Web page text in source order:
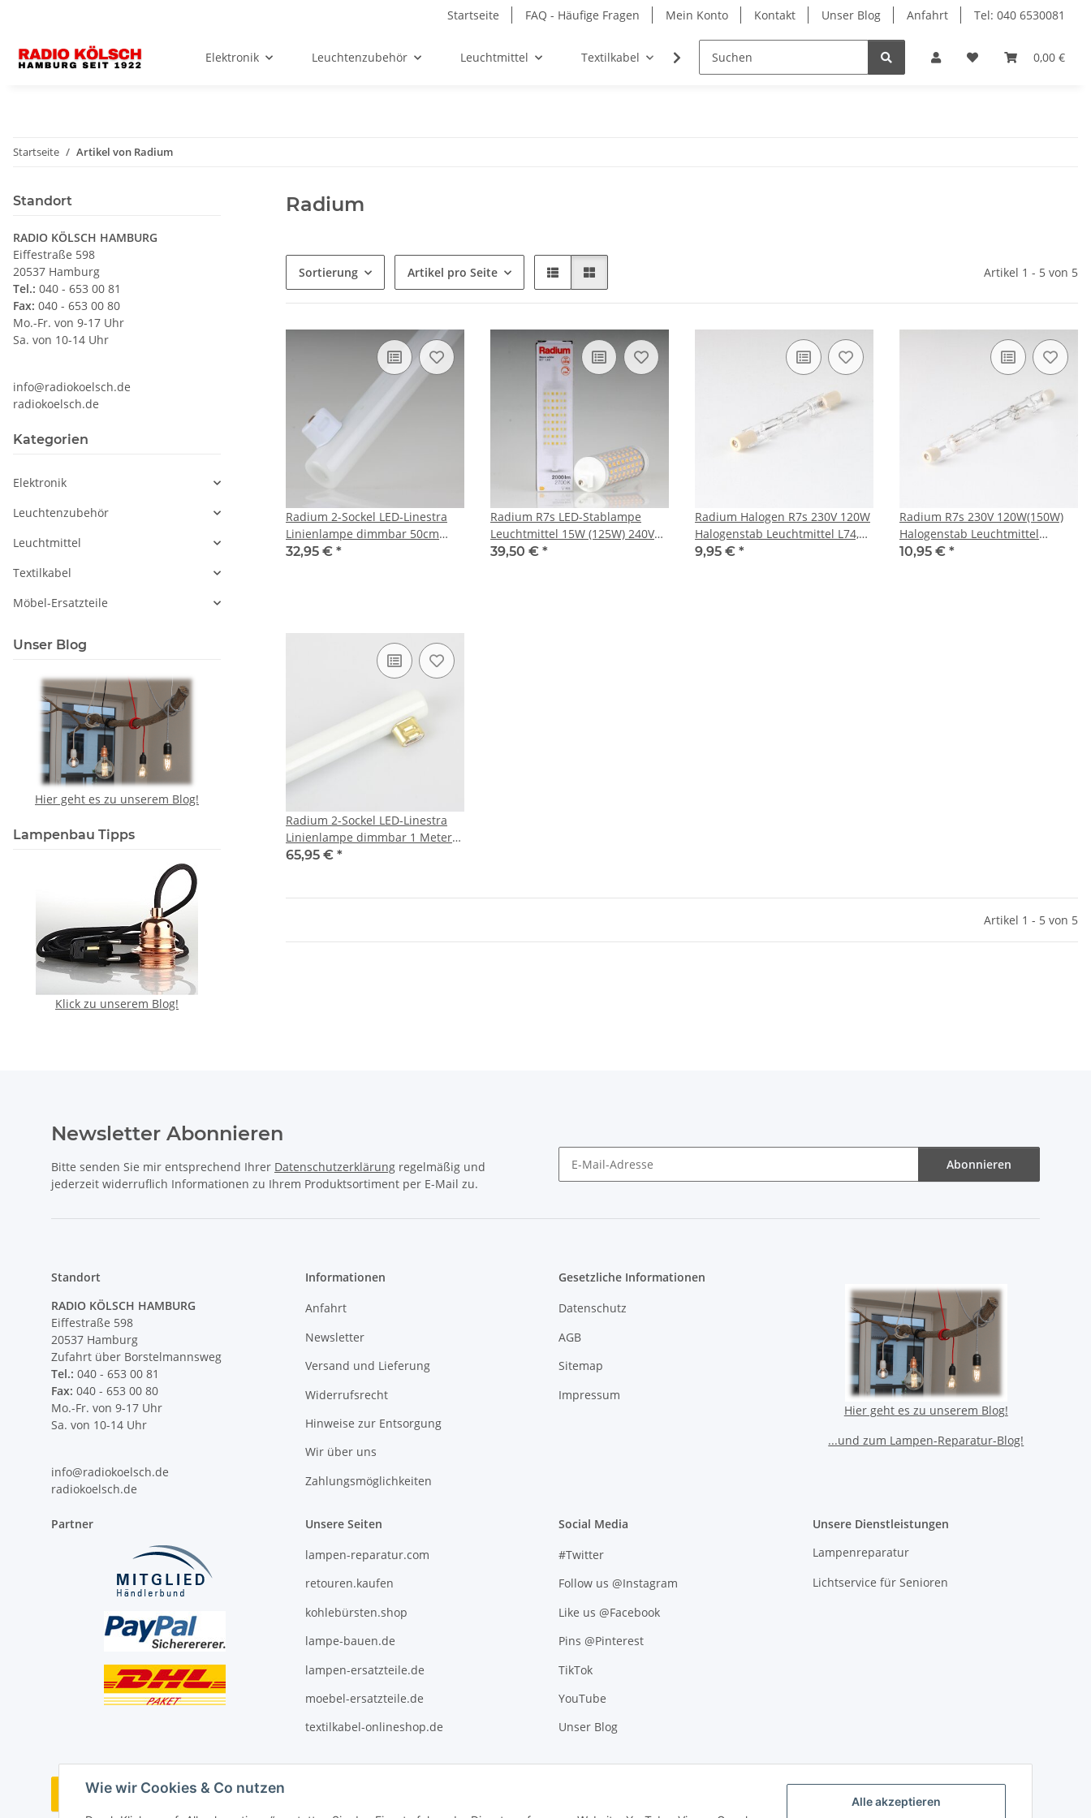
Alle akzeptieren
Wie wir Cookies & Co nutzen
Startseite FAQ - Häufige Fragen Mein Konto Kontakt Unser Blog Anfahrt Tel: 040 6530081
0,00 €
Elektronik Leuchtenzubehör Leuchtmittel Textilkabel Möbel-Ersatzteile
Startseite Artikel von Radium
Radium
Sortierung Artikel pro Seite Artikel 1 - 5 von 5
Radium 2-Sockel LED-Linestra
Linienlampe dimmbar 50cm
opal 220-240V 4.9W 450 Lumen
32,95 € *
Radium R7s LED-Stablampe
Leuchtmittel 15W (125W) 240V
2.700K 2000 lm warmweiß
39,50 € *
Radium Halogen R7s 230V 120W
Halogenstab Leuchtmittel L74,9
mm
9,95 € *
Radium R7s 230V 120W(150W)
Halogenstab Leuchtmittel
L114,2mm 3000K 2245lm
10,95 € *
Radium 2-Sockel LED-Linestra
Linienlampe dimmbar 1 Meter
opal 230V 9.9W (=75W) 880
65,95 € *
Artikel 1 - 5 von 5
Standort
RADIO KÖLSCH HAMBURG
Eiffestraße 598
20537 Hamburg
Tel.: 040 - 653 00 81
Fax: 040 - 653 00 80
Mo.-Fr. von 9-17 Uhr
Sa. von 10-14 Uhr
info@radiokoelsch.de
radiokoelsch.de
Kategorien
Elektronik
Leuchtenzubehör
Leuchtmittel
Textilkabel
Möbel-Ersatzteile
Unser Blog
Hier geht es zu unserem Blog!
Lampenbau Tipps
Klick zu unserem Blog!
Newsletter Abonnieren
Bitte senden Sie mir entsprechend Ihrer Datenschutzerklärung regelmäßig und
jederzeit widerruflich Informationen zu Ihrem Produktsortiment per E-Mail zu.
Abonnieren
Standort
RADIO KÖLSCH HAMBURG
Eiffestraße 598
20537 Hamburg
Zufahrt über Borstelmannsweg
Tel.: 040 - 653 00 81
Fax: 040 - 653 00 80
Mo.-Fr. von 9-17 Uhr
Sa. von 10-14 Uhr
info@radiokoelsch.de
radiokoelsch.de
Informationen
Anfahrt
Newsletter
Versand und Lieferung
Widerrufsrecht
Hinweise zur Entsorgung
Wir über uns
Zahlungsmöglichkeiten
Gesetzliche Informationen
Datenschutz
AGB
Sitemap
Impressum
Hier geht es zu unserem Blog!
...und zum Lampen-Reparatur-Blog!
Partner Unsere Seiten
lampen-reparatur.com
retouren.kaufen
kohlebürsten.shop
lampe-bauen.de
lampen-ersatzteile.de
moebel-ersatzteile.de
textilkabel-onlineshop.de
Social Media
#Twitter
Follow us @Instagram
Like us @Facebook
Pins @Pinterest
TikTok
YouTube
Unser Blog
Unsere Dienstleistungen
Lampenreparatur
Lichtservice für Senioren
Vertrag widerrufen